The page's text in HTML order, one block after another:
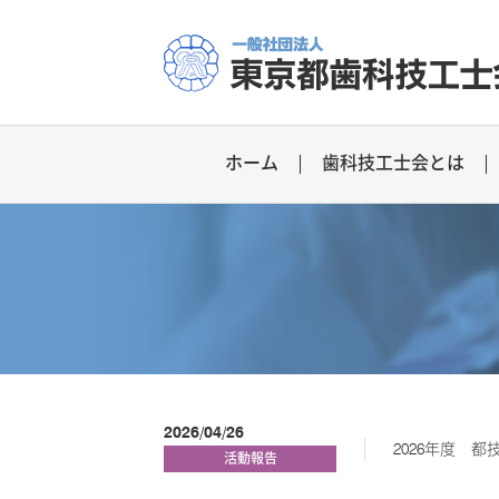
ホーム 歯科技工士会とは
2026/04/26
活動報告
2026年度 都